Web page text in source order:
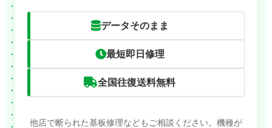
データそのまま
最短即日修理
全国往復送料無料
他店で断られた基板修理などもご相談ください。機種が